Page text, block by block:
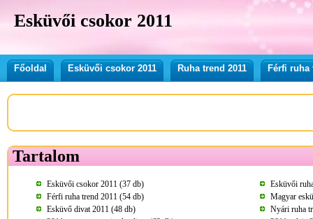
Esküvői csokor 2011
Főoldal Esküvői csokor 2011 Ruha trend 2011 Férfi ruha
Tartalom
Esküvői csokor 2011 (37 db)
Esküvői
Férfi ruha trend 2011 (54 db)
Magyar
Esküvő divat 2011 (48 db)
Nyári ruha